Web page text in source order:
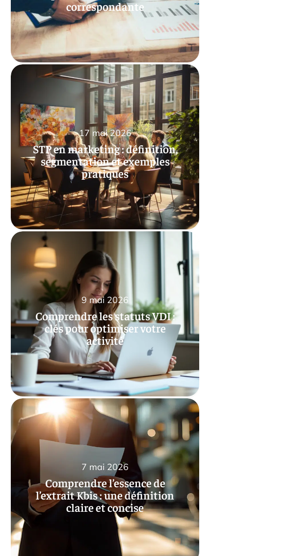
correspondante
STP en marketing : définition,
segmentation et exemples
pratiques
17 mai 2026
Comprendre les statuts VDI :
clés pour optimiser votre
activité
9 mai 2026
Comprendre l’essence de
l’extrait Kbis : une définition
claire et concise
7 mai 2026